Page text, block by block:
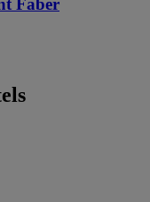
Faber